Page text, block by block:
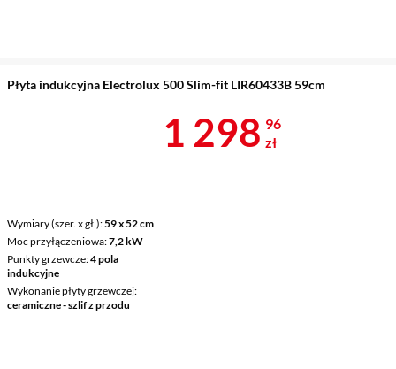
Płyta indukcyjna Electrolux 500 Slim-fit LIR60433B 59cm
Wymiary (szer. x gł.) 59 x 52 cm
Moc przyłączeniowa 7,2 kW
Punkty grzewcze 4 pola
indukcyjne
Wykonanie płyty grzewczej
ceramiczne - szlif z przodu
Cena 1
1 298 96
zł